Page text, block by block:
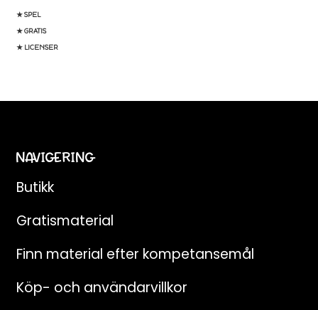
★ SPEL
★ GRATIS
★ LICENSER
NAVIGERING
Butikk
Gratismaterial
Finn material efter kompetansemål
Köp- och användarvillkor